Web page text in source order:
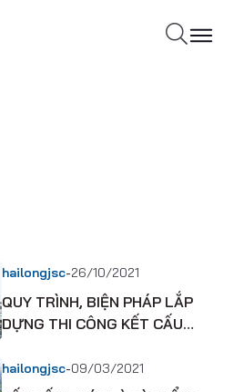
hailongjsc-26/10/2021
QUY TRÌNH, BIỆN PHÁP LẮP
DỰNG THI CÔNG KẾT CẤU
NGHIỆP
hailongjsc-09/03/2021